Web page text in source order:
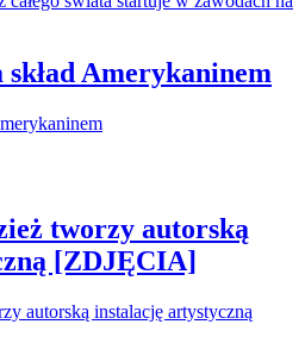
Amerykaninem
tworzy autorską
[ZDJĘCIA]